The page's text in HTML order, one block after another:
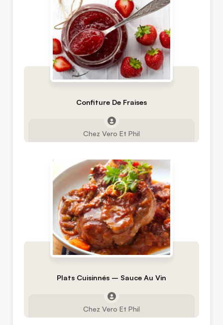
Confiture De Fraises
Chez Vero Et Phil
Plats Cuisinnés – Sauce Au Vin
Chez Vero Et Phil